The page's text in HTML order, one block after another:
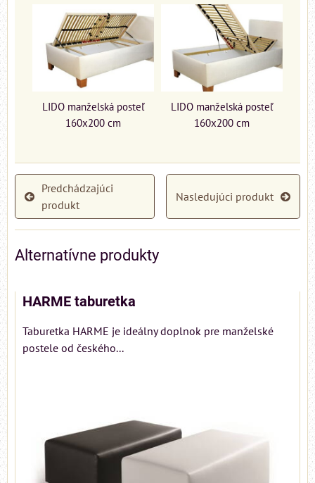
LIDO manželská posteľ
160x200 cm
LIDO manželská posteľ
160x200 cm
Predchádzajúci
produkt
Nasledujúci produkt
Alternatívne produkty
HARME taburetka
Taburetka HARME je ideálny doplnok pre manželské
postele od českého...